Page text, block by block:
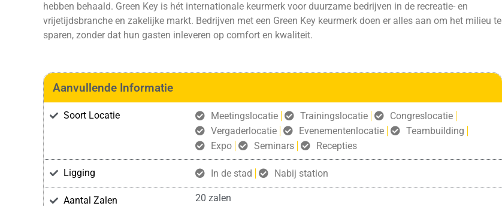
hebben behaald. Green Key is hét internationale keurmerk voor duurzame bedrijven in de recreatie- en
vrijetijdsbranche en zakelijke markt. Bedrijven met een Green Key keurmerk doen er alles aan om het milieu te
sparen, zonder dat hun gasten inleveren op comfort en kwaliteit.
Aanvullende Informatie
Soort Locatie Meetingslocatie Trainingslocatie
Congreslocatie
Vergaderlocatie
Evenementenlocatie
Teambuilding
Expo
Seminars Recepties
Ligging In de stad Nabij station
Aantal Zalen 20 zalen